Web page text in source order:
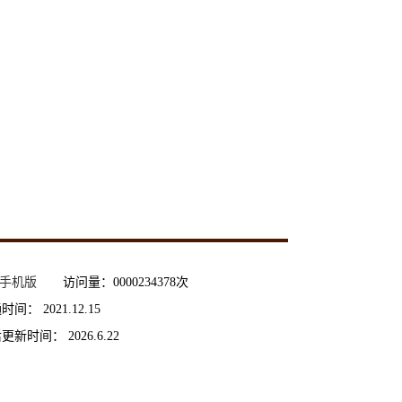
手机版 访问量： 0000234378次
间： 2021.12.15
新时间： 2026.6.22